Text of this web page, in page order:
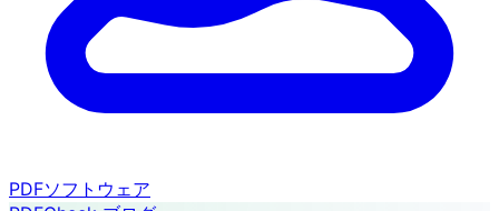
PDFソフトウェア